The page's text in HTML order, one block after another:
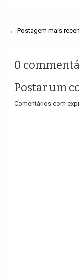
← Postagem mais
0
Postar um
Comentários com